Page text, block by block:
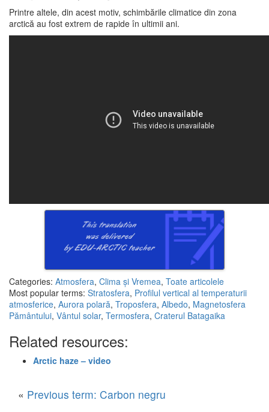
Printre altele, din acest motiv, schimbările climatice din zona
arctică au fost extrem de rapide în ultimii ani.
Categories: Atmosfera, Clima și Vremea, Toate articolele
Most popular terms: Stratosfera, Profilul vertical al temperaturii
atmosferice, Aurora polară, Troposfera, Albedo, Magnetosfera
Pământului, Vântul solar, Termosfera, Craterul Batagaika
Related resources:
Arctic haze – video
« Previous term: Carbon negru